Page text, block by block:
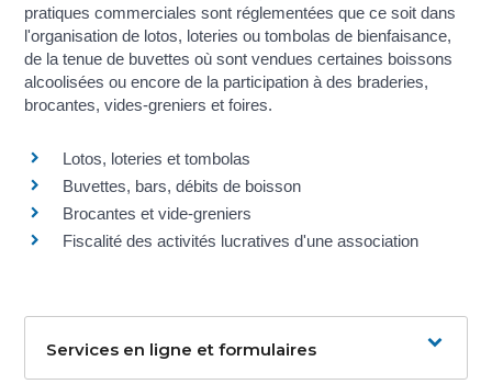
pratiques commerciales sont réglementées que ce soit dans
l'organisation de lotos, loteries ou tombolas de bienfaisance,
de la tenue de buvettes où sont vendues certaines boissons
alcoolisées ou encore de la participation à des braderies,
brocantes, vides-greniers et foires.
Lotos, loteries et tombolas
Buvettes, bars, débits de boisson
Brocantes et vide-greniers
Fiscalité des activités lucratives d'une association
Services en ligne et formulaires